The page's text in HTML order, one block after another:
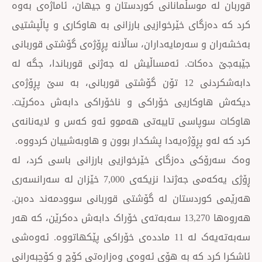
کوردستان و جیهان، ئاماژەی بەوە
خێرخوازیی بارزانی بە هاوکاری و پاڵپشتیی
ساڵانە پڕۆژەی گۆشتی قوربانی
ئەمساڵیش لە جەژنی قورباندا، جگە لە
دابەشکردنی 12 تۆن گۆشتی قوربانی، بە سێ پڕۆژەی
خۆراکی و ناخۆراکی دابەش دەکرێت.
تایبەتی هەموو ئەو کەس و لایەنانەی
پشکدار بوون و هاوبەشییان کردووە.
دەزگای خێرخوازیی بارزانی باسی کرد، لە
ڕۆژی یەکەمی جەژندا نزیکەی 7,000 خێزان لە سەرانسەری
لە گۆشتی قوربانی سوودمەند دەبن.
هەروەها 13,270 سەبەتەی خۆراک دابەش دەکرێن، کە هەر
سەبەتەیەک لە 11 ماددەی خۆراکی پێکهاتووە. ئەوەشی
کە بە هۆی ئەوەی وەزارەتی کۆچ و کۆچبەرانی